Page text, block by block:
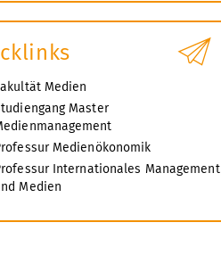
Medien
Master
Medienökonomik
Internationales Management
Medien